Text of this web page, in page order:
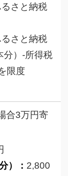
さと納税
さと納税
分）-所得税
限度
合3万円寄
）： 2,800